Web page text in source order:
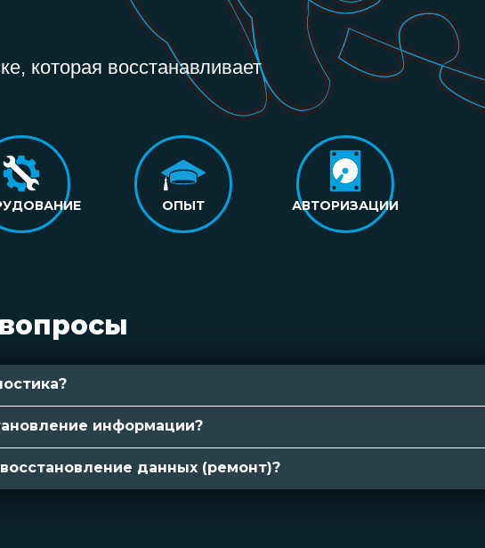
которая восстанавливает
ОПЫТ АВТОРИЗАЦИИ
информации?
данных (ремонт)?